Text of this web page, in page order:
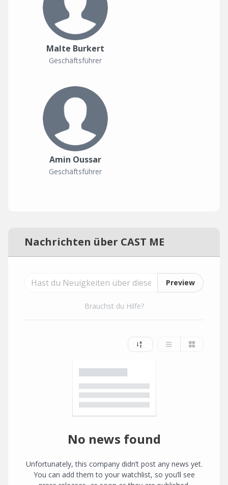
Malte Burkert
Geschäftsführer
Amin Oussar
Geschäftsführer
Nachrichten über CAST ME
Preview
Brauchst du Hilfe?
No news found
Unfortunately, this company didn’t post any news yet.
You can add them to your watchlist, so you’ll see